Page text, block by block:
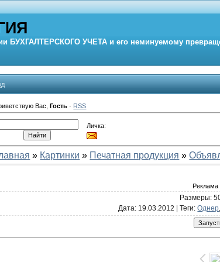
БУХГАЛТЕРСКОГО УЧЕТА и его неминуемому
Вас ,Гость · RSS
Личка:
» Картинки » Печатная продукция »
Реклама
Размеры:
Дата: 19.03.2012 |Теги:Однер